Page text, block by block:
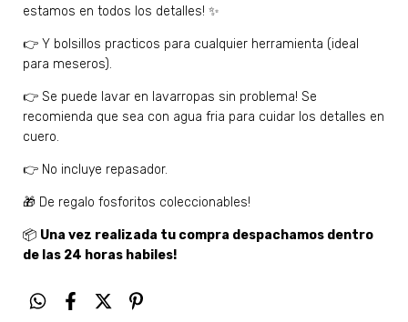
estamos en todos los detalles! ✨
👉 Y bolsillos practicos para cualquier herramienta (ideal
para meseros).
👉 Se puede lavar en lavarropas sin problema! Se
recomienda que sea con agua fria para cuidar los detalles en
cuero.
👉 No incluye repasador.
🎁 De regalo fosforitos coleccionables!
📦 Una vez realizada tu compra despachamos dentro
de las 24 horas habiles!